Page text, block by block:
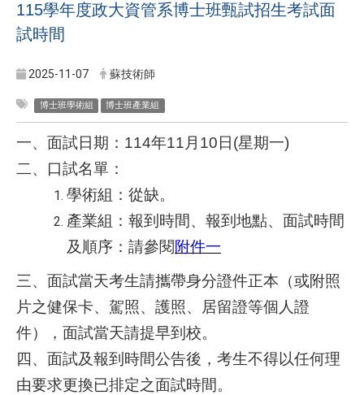
115學年度政大資管系博士班甄試招生考試面
試時間
2025-11-07 蘇技術師
博士班學術組 博士班產業組
一、面試日期：114年11月10日(星期一)
二、口試名單：
學術組：從缺。
產業組：報到時間、報到地點、面試時間
及順序：請參閱附件一
三、面試當天考生請攜帶身分證件正本（或附照
片之健保卡、駕照、護照、居留證等個人證
件），面試當天請提早到校。
四、面試及報到時間公告後，考生不得以任何理
由要求更換已排定之面試時間。